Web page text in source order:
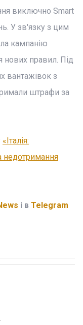
виключно Smart
У зв'язку з цим
кампанію
нових правил. Під
вантажівок з
штрафи за
«Італія:
недотримання
і в Telegram